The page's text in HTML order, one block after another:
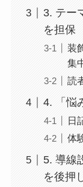
3. テー
を担保
装
集
読
4. 「悩
日
体
5. 導線
を後押